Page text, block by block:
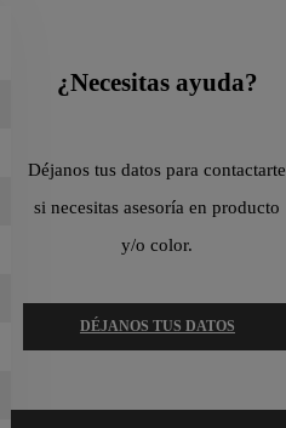
¿Necesitas ayuda?
Déjanos tus datos para contactarte
si necesitas asesoría en producto
y/o color.
DÉJANOS TUS DATOS